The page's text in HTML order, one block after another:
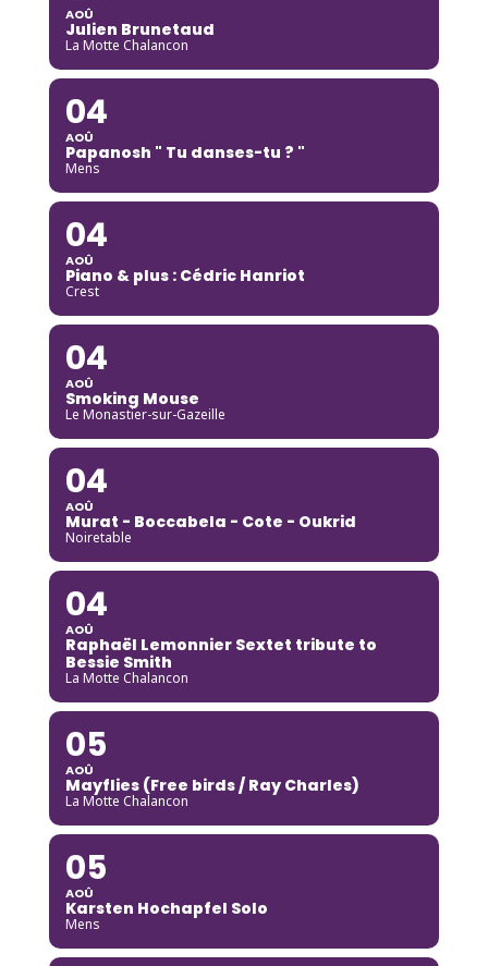
AOÛ
Julien Brunetaud
La Motte Chalancon
04
AOÛ
Papanosh " Tu danses-tu ? "
Mens
04
AOÛ
Piano & plus : Cédric Hanriot
Crest
04
AOÛ
Smoking Mouse
Le Monastier-sur-Gazeille
04
AOÛ
Murat - Boccabela - Cote - Oukrid
Noiretable
04
AOÛ
Raphaël Lemonnier Sextet tribute to
Bessie Smith
La Motte Chalancon
05
AOÛ
Mayflies (Free birds / Ray Charles)
La Motte Chalancon
05
AOÛ
Karsten Hochapfel Solo
Mens